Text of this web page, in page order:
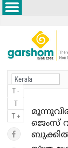
T -
T
T +
ജെംസ്